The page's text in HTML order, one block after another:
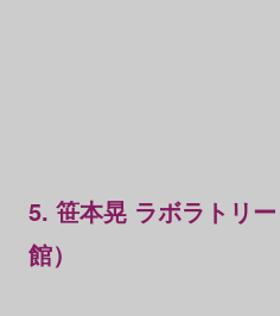
5. 笹本晃 ラボラトリ
館）